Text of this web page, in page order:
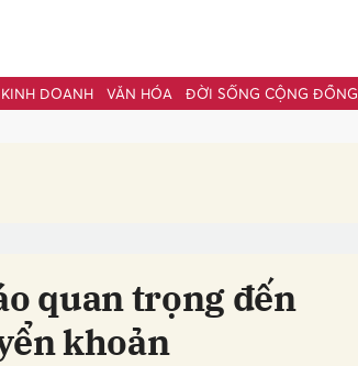
KINH DOANH VĂN HÓA ĐỜI SỐNG CỘNG ĐỒNG
quan trọng đến
khoản